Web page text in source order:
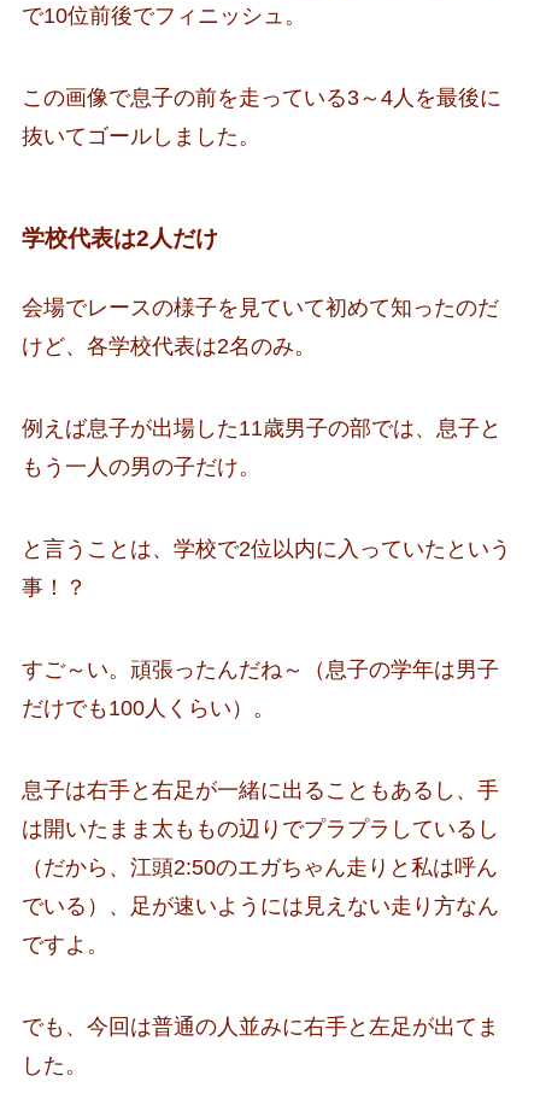
で10位前後でフィニッシュ。
この画像で息子の前を走っている3～4人を最後に
抜いてゴールしました。
学校代表は2人だけ
会場でレースの様子を見ていて初めて知ったのだ
けど、各学校代表は2名のみ。
例えば息子が出場した11歳男子の部では、息子と
もう一人の男の子だけ。
と言うことは、学校で2位以内に入っていたという
事！？
すご～い。頑張ったんだね～（息子の学年は男子
だけでも100人くらい）。
息子は右手と右足が一緒に出ることもあるし、手
は開いたまま太ももの辺りでプラプラしているし
（だから、江頭2:50のエガちゃん走りと私は呼ん
でいる）、足が速いようには見えない走り方なん
ですよ。
でも、今回は普通の人並みに右手と左足が出てま
した。